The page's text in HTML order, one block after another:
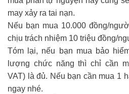
may xảy ra tai nạn.
Nếu bạn mua 10.000 đồng/
chịu trách nhiệm 10 triệu đồng/
Tóm lại, nếu bạn mua bảo
lượng chức năng thì chỉ cần
VAT) là đủ. Nếu bạn cần mua 1
ngay nhé.